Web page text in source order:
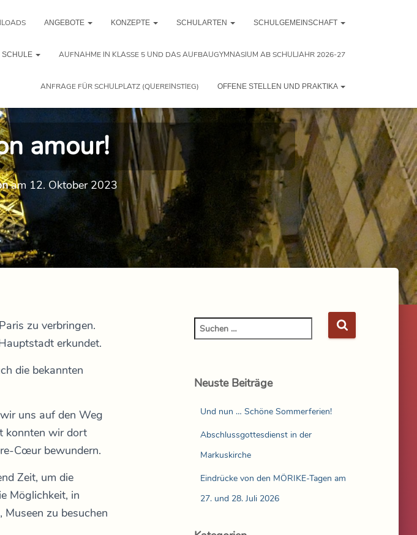
ANGEBOTE KONZEPTE SCHULARTEN SCHULGEMEINSCHAFT
SCHULE AUFNAHME IN KLASSE 5 UND DAS AUFBAUGYMNASIUM AB SCHULJAHR 2026-27
ANFRAGE FÜR SCHULPLATZ (QUEREINSTIEG) OFFENE STELLEN UND PRAKTIKA
amour!
am 12. Oktober 2023
zu verbringen.
erkundet.
die bekannten
uns auf den Weg
konnten wir dort
Cœur bewundern.
Zeit, um die
Möglichkeit, in
zu besuchen
Neuste Beiträge
Und nun … Schöne Sommerferien!
Abschlussgottesdienst in der
Markuskirche
Eindrücke von den MÖRIKE-Tagen am
27. und 28. Juli 2026